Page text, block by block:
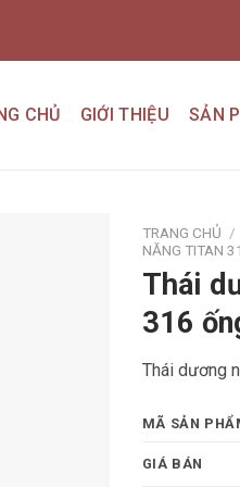
CHỦ GIỚI THIỆU SẢN
TRANG CHỦ /
NĂNG TITAN
Thái
316
Thái dương
MÃ SẢN
GIÁ BÁN